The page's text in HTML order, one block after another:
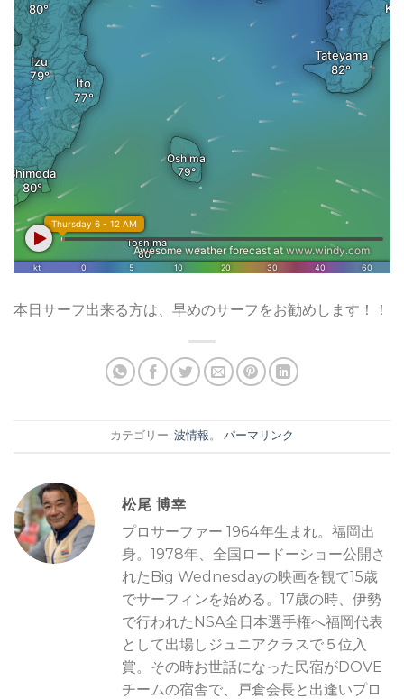
本日サーフ出来る方は、早めのサーフをお勧めします！！
カテゴリー: 波情報。 パーマリンク
松尾 博幸
プロサーファー 1964年生まれ。福岡出
身。1978年、全国ロードーショー公開さ
れたBig Wednesdayの映画を観て15歳
でサーフィンを始める。17歳の時、伊勢
で行われたNSA全日本選手権へ福岡代表
として出場しジュニアクラスで５位入
賞。その時お世話になった民宿がDOVE
チームの宿舎で、戸倉会長と出逢いプロ